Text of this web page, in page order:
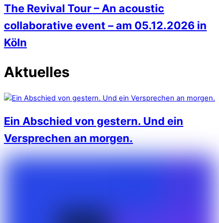
The Revival Tour – An acoustic
collaborative event – am 05.12.2026 in
Köln
Aktuelles
Ein Abschied von gestern. Und ein
Versprechen an morgen.